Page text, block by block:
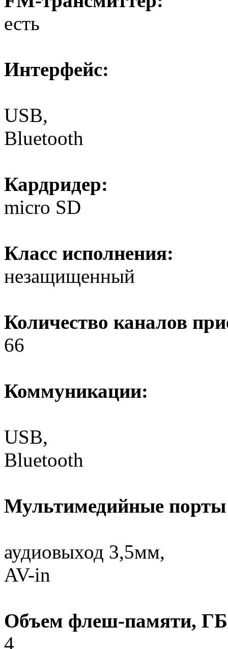
есть
Интерфейс:
USB,
Bluetooth
Кардридер:
micro SD
Класс исполнения:
незащищенный
Количество каналов
66
Коммуникации:
USB,
Bluetooth
Мультимедийные
аудиовыход 3,5мм,
AV-in
Объем флеш-памяти,
4